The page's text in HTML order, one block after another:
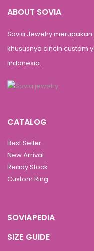
ABOUT SOVIA
Sovia Jewelry
khususnya cincin custom
indonesia.
CATALOG
Best Seller
New Arrival
Ready Stock
Custom Ring
SOVIAPEDIA
SIZE GUIDE